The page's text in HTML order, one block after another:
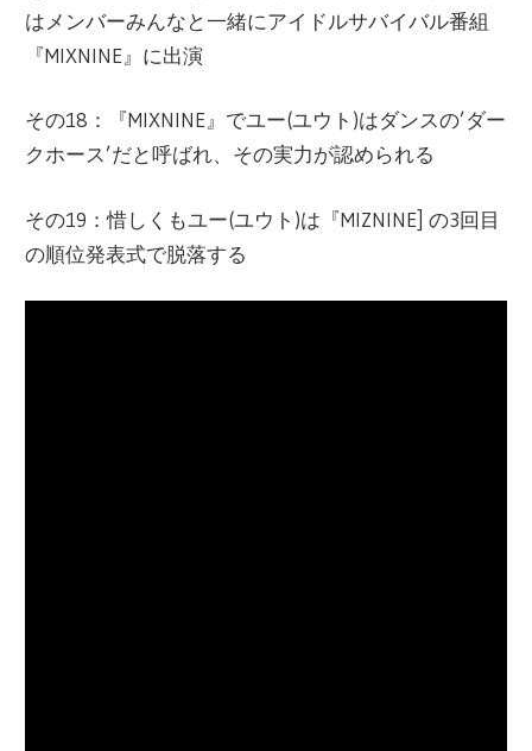
はメンバーみんなと一緒にアイドルサバイバル番組
『MIXNINE』に出演
その18：『MIXNINE』でユー(ユウト)はダンスの’ダー
クホース’だと呼ばれ、その実力が認められる
その19：惜しくもユー(ユウト)は『MIZNINE] の3回目
の順位発表式で脱落する